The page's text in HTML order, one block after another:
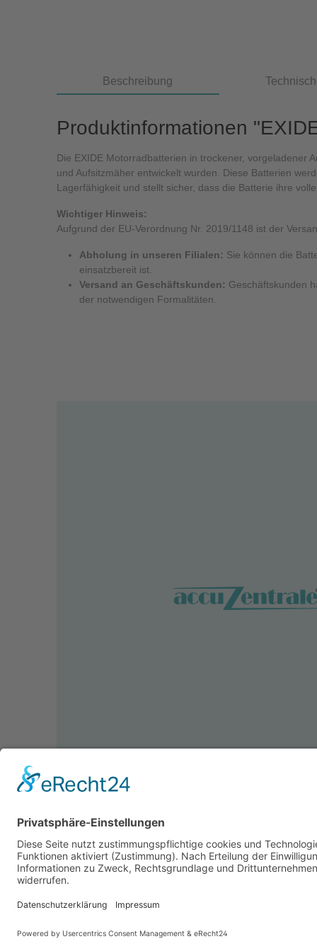
Beschreibung
Produktinformationen
Die EXIDE Motorradbatterien in trockener, vorgeladener
und Aufsitzmäher entwickelt wurden. Diese Batterien
Lagerfähigkeit und stellt sicher, dass die Batterie ihre
Wichtiger Hinweis:
Aufgrund der EU-Verordnung Nr. 2019/1148 ist der
Abholung in unseren Filialen: Sie können die
einsatzbereit ist.
Versand an Geschäftskunden: Geschäftskunden
der notwendigen Formalitäten.